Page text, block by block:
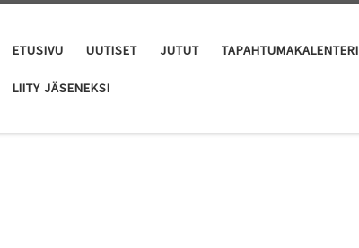
ETUSIVU UUTISET JUTUT TAPAHTUMAKALENTERI
LIITY JÄSENEKSI